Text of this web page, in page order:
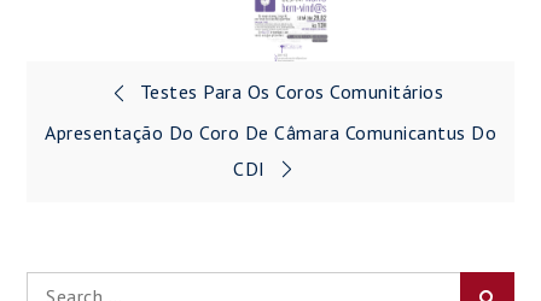
Navegação
de
Testes Para Os Coros Comunitários
Apresentação Do Coro De Câmara Comunicantus Do
CDI
Search